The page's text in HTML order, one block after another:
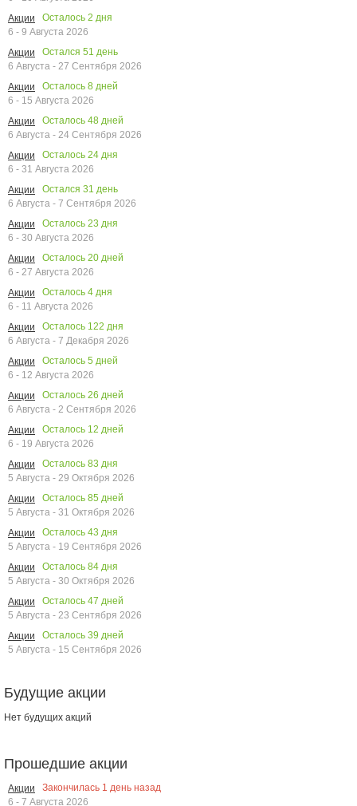
Акции
Осталось 2 дня
6 - 9 Августа 2026
Акции
Остался 51 день
6 Августа - 27 Сентября 2026
Акции
Осталось 8 дней
6 - 15 Августа 2026
Акции
Осталось 48 дней
6 Августа - 24 Сентября 2026
Акции
Осталось 24 дня
6 - 31 Августа 2026
Акции
Остался 31 день
6 Августа - 7 Сентября 2026
Акции
Осталось 23 дня
6 - 30 Августа 2026
Акции
Осталось 20 дней
6 - 27 Августа 2026
Акции
Осталось 4 дня
6 - 11 Августа 2026
Акции
Осталось 122 дня
6 Августа - 7 Декабря 2026
Акции
Осталось 5 дней
6 - 12 Августа 2026
Акции
Осталось 26 дней
6 Августа - 2 Сентября 2026
Акции
Осталось 12 дней
6 - 19 Августа 2026
Акции
Осталось 83 дня
5 Августа - 29 Октября 2026
Акции
Осталось 85 дней
5 Августа - 31 Октября 2026
Акции
Осталось 43 дня
5 Августа - 19 Сентября 2026
Акции
Осталось 84 дня
5 Августа - 30 Октября 2026
Акции
Осталось 47 дней
5 Августа - 23 Сентября 2026
Акции
Осталось 39 дней
5 Августа - 15 Сентября 2026
Будущие акции
Нет будущих акций
Прошедшие акции
Акции Закончилась 1 день назад
6 - 7 Августа 2026